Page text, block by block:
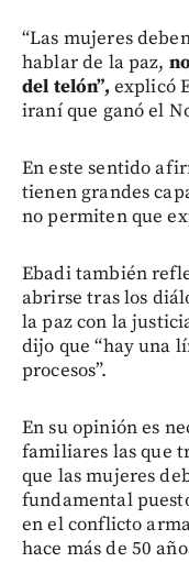
“Las mujeres
hablar de la paz,
del telón”, explicó
iraní que ganó el
En este sentido
tienen grandes
no permiten que
Ebadi también
abrirse tras los
la paz con la
dijo que “hay una
procesos”.
En su opinión es
familiares las que
que las mujeres
fundamental
en el conflicto
hace más de 50